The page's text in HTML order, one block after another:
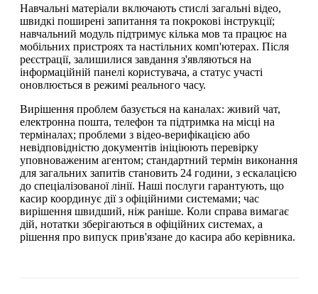
Навчальні матеріали включають стислі загальні відео,
швидкі поширені запитання та покрокові інструкції;
навчальний модуль підтримує кілька мов та працює на
мобільних пристроях та настільних комп'ютерах. Після
реєстрації, залишилися завдання з'являються на
інформаційній панелі користувача, а статус участі
оновлюється в режимі реального часу.
Вирішення проблем базується на каналах: живий чат,
електронна пошта, телефон та підтримка на місці на
терміналах; проблеми з відео-верифікацією або
невідповідністю документів ініціюють перевірку
уповноваженим агентом; стандартний термін виконання
для загальних запитів становить 24 години, з ескалацією
до спеціалізованої лінії. Наші послуги гарантують, що
касир координує дії з офіційними системами; час
вирішення швидший, ніж раніше. Коли справа вимагає
дій, нотатки зберігаються в офіційних системах, а
рішення про випуск прив'язане до касира або керівника.